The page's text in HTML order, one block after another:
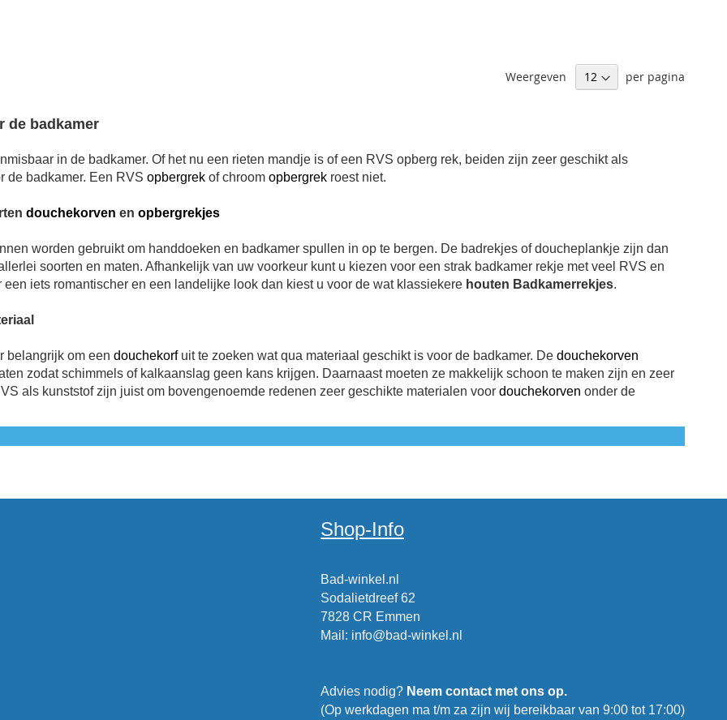
Weergeven per pagina
de badkamer
in de badkamer. Of het nu een rieten mandje is of een RVS opberg rek, beiden zijn zeer geschikt als
de badkamer. Een RVSopbergrek of chroomopbergrek roest niet.
douchekorven enopbergrekjes
worden gebruikt om handdoeken en badkamer spullen in op te bergen. De badrekjes of doucheplankje zijn dan
soorten en maten. Afhankelijk van uw voorkeur kunt u kiezen voor een strak badkamer rekje met veel RVS en
een iets romantischer en een landelijke look dan kiest u voor de wat klassiekere houten Badkamerrekjes.
belangrijk om eendouchekorfuit te zoeken wat qua materiaal geschikt is voor de badkamer. Dedouchekorven
zodat schimmels of kalkaanslag geen kans krijgen. Daarnaast moeten ze makkelijk schoon te maken zijn en zeer
als kunststof zijn juist om bovengenoemde redenen zeer geschikte materialen voordouchekorven onder de
Shop-Info
Bad-winkel.nl
Sodalietdreef 62
7828 CR Emmen
Mail : info@bad-winkel.nl
Advies nodig? Neem contact met ons op.
(Op werkdagen ma t/m za zijn wij bereikbaar van 9:00 tot 17:00)